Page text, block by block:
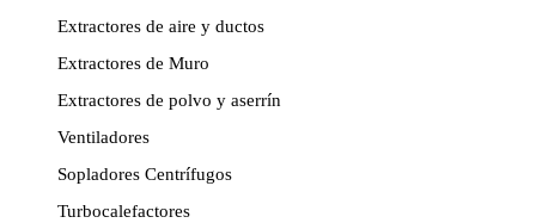
Extractores de aire y ductos
Extractores de Muro
Extractores de polvo y aserrín
Ventiladores
Sopladores Centrífugos
Turbocalefactores